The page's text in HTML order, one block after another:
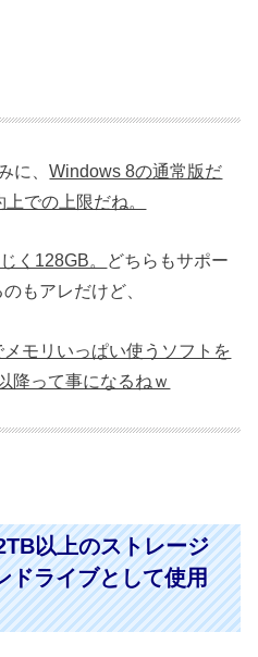
に、Windows 8の通常版だ
での上限だね。
く128GB。 どちらもサポー
もアレだけど、
モリいっぱい使うソフトを
降って事になるねｗ
以上のストレージ
ドライブとして使用